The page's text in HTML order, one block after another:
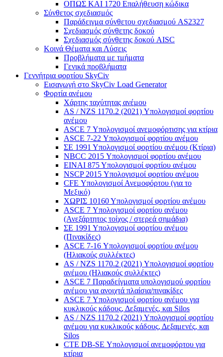
ΟΠΩΣ ΚΑΙ 1720 Επαλήθευση κώδικα
Σύνθετος σχεδιασμός
Παράδειγμα σύνθετου σχεδιασμού AS2327
Σχεδιασμός σύνθετης δοκού
Σχεδιασμός σύνθετης δοκού AISC
Κοινά Θέματα και Λύσεις
Προβλήματα με τμήματα
Γενικά προβλήματα
Γεννήτρια φορτίου SkyCiv
Εισαγωγή στο SkyCiv Load Generator
Φορτία ανέμου
Χάρτης ταχύτητας ανέμου
AS / NZS 1170.2 (2021) Υπολογισμοί φορτίου
ανέμου
ASCE 7 Υπολογισμοί ανεμοφόρτισης για κτίρια
ASCE 7-22 Υπολογισμοί φορτίου ανέμου
ΣΕ 1991 Υπολογισμοί φορτίου ανέμου (Κτίρια)
NBCC 2015 Υπολογισμοί φορτίου ανέμου
ΕΙΝΑΙ 875 Υπολογισμοί φορτίου ανέμου
NSCP 2015 Υπολογισμοί φορτίου ανέμου
CFE Υπολογισμοί Ανεμοφόρτου (για το
Μεξικό)
ΧΩΡΙΣ 10160 Υπολογισμοί φορτίου ανέμου
ASCE 7 Υπολογισμοί φορτίου ανέμου
(Ανεξάρτητος τοίχος / στερεά σημάδια)
ΣΕ 1991 Υπολογισμοί φορτίου ανέμου
(Πινακίδες)
ASCE 7-16 Υπολογισμοί φορτίου ανέμου
(Ηλιακούς συλλέκτες)
AS / NZS 1170.2 (2021) Υπολογισμοί φορτίου
ανέμου (Ηλιακούς συλλέκτες)
ASCE 7 Παραδείγματα υπολογισμού φορτίου
ανέμου για ανοιχτά πλαίσια/πινακίδες
ASCE 7 Υπολογισμοί φορτίου ανέμου για
κυκλικούς κάδους, Δεξαμενές, και Silos
AS / NZS 1170.2 (2021) Υπολογισμοί φορτίου
ανέμου για κυκλικούς κάδους, Δεξαμενές, και
Silos
CTE DB-SE Υπολογισμοί ανεμοφόρτου για
κτίρια